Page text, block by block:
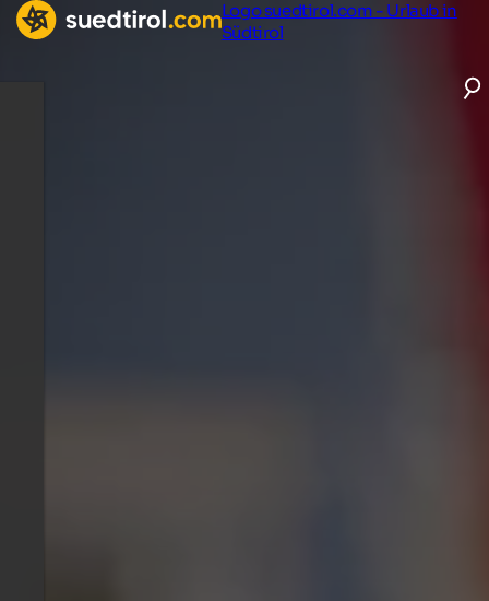
Logo suedtirol.com - Urlaub in
Südtirol